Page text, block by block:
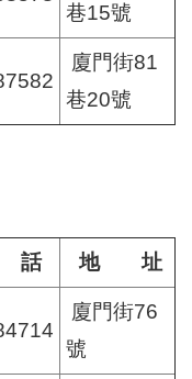
巷15號
廈門街81
巷20號
話 地 址
廈門街76
號